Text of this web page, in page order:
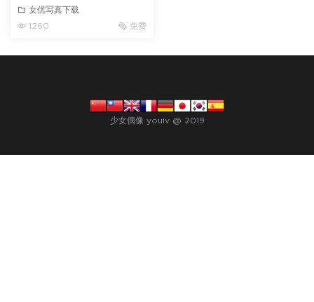
女 Adriana.C
女优写真下载
1260
免费
少女偶像 youiv @ 2019